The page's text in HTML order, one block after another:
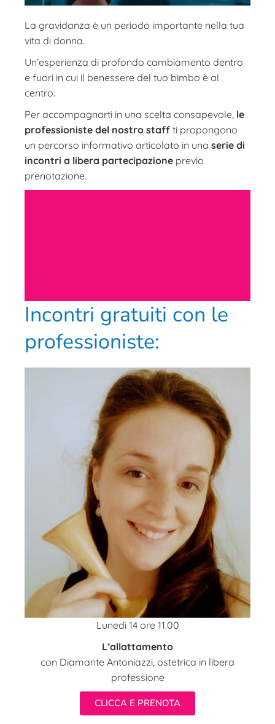
La gravidanza è un periodo importante nella tua
vita di donna.
Un’esperienza di profondo cambiamento dentro
e fuori in cui il benessere del tuo bimbo è al
centro.
Per accompagnarti in una scelta consapevole, le
professioniste del nostro staff ti propongono
un percorso informativo articolato in una serie di
incontri a libera partecipazione previo
prenotazione.
PRENOTA IL
TUO POSTO
PRENOTA
Incontri gratuiti con le
professioniste:
Lunedì 14 ore 11.00
L’allattamento
con Diamante Antoniazzi, ostetrica in libera
professione
CLICCA E PRENOTA